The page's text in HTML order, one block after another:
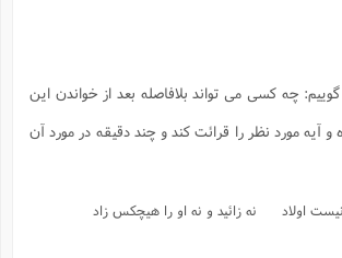
چه كسى مى تواند بلافاصله بعد از خواندن اين
آيه مورد نظر را قرائت كند و چند دقيقه در مورد آن
اولاد نه زائيد و نه او را هيچكس زاد